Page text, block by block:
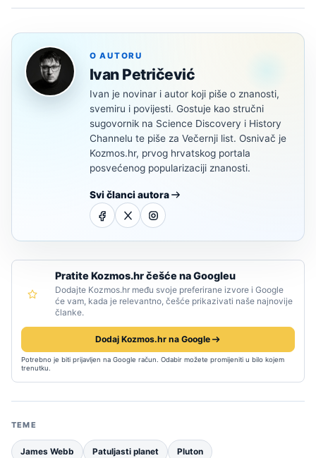
O AUTORU
Ivan Petričević
Ivan je novinar i autor koji piše o znanosti,
svemiru i povijesti. Gostuje kao stručni
sugovornik na Science Discovery i History
Channelu te piše za Večernji list. Osnivač je
Kozmos.hr, prvog hrvatskog portala
posvećenog popularizaciji znanosti.
Svi članci autora
Pratite Kozmos.hr češće na Googleu
Dodajte Kozmos.hr među svoje preferirane izvore i Google
će vam, kada je relevantno, češće prikazivati naše najnovije
članke.
Dodaj Kozmos.hr na Google
Potrebno je biti prijavljen na Google račun. Odabir možete promijeniti u bilo kojem
trenutku.
TEME
James Webb Patuljasti planet Pluton